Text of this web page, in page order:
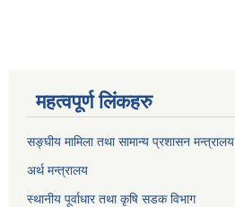
महत्वपूर्ण लिंकहरु
सङ्घीय मामिला तथा सामान्य प्रशासन मन्त्रालय
अर्थ मन्त्रालय
स्थानीय पूर्वाधार तथा कृषि सडक विभाग